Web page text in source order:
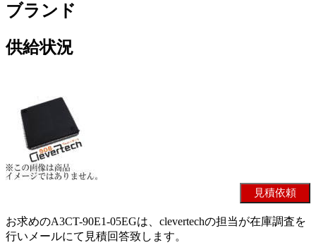
ブランド
供給状況
お求めのA3CT-90E1-05EGは、clevertechの担当が在庫調査を
行いメールにて見積回答致します。